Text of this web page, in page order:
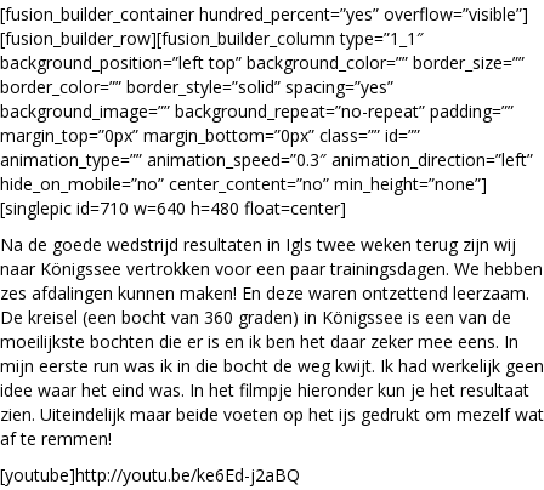
[fusion_builder_container hundred_percent=”yes” overflow=”visible”]
[fusion_builder_row][fusion_builder_column type=”1_1″
background_position=”left top” background_color=”” border_size=””
border_color=”” border_style=”solid” spacing=”yes”
background_image=”” background_repeat=”no-repeat” padding=””
margin_top=”0px” margin_bottom=”0px” class=”” id=””
animation_type=”” animation_speed=”0.3″ animation_direction=”left”
hide_on_mobile=”no” center_content=”no” min_height=”none”]
[singlepic id=710 w=640 h=480 float=center]
Na de goede wedstrijd resultaten in Igls twee weken terug zijn wij
naar Königssee vertrokken voor een paar trainingsdagen. We hebben
zes afdalingen kunnen maken! En deze waren ontzettend leerzaam.
De kreisel (een bocht van 360 graden) in Königssee is een van de
moeilijkste bochten die er is en ik ben het daar zeker mee eens. In
mijn eerste run was ik in die bocht de weg kwijt. Ik had werkelijk geen
idee waar het eind was. In het filmpje hieronder kun je het resultaat
zien. Uiteindelijk maar beide voeten op het ijs gedrukt om mezelf wat
af te remmen!
[youtube]http://youtu.be/ke6Ed-j2aBQ